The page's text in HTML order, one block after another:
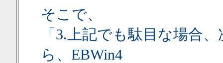
そこで、
「3.上記でも駄目な場合
ら、EBWin4